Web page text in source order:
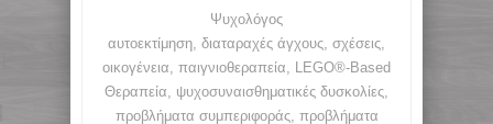
Ψυχολόγος
αυτοεκτίμηση, διαταραχές άγχους, σχέσεις,
οικογένεια, παιγνιοθεραπεία, LEGO®-Based
Θεραπεία, ψυχοσυναισθηματικές δυσκολίες,
προβλήματα συμπεριφοράς, προβλήματα